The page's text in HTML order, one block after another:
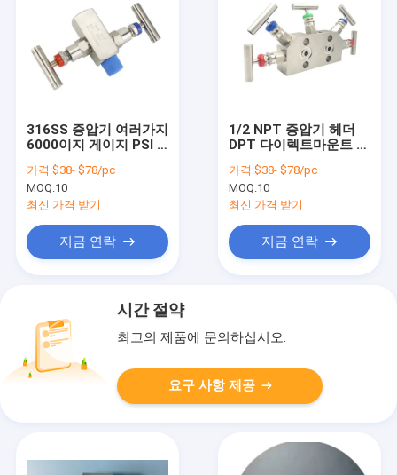
316SS 증압기 여러가지
6000이지 게이지 PSI 2
가격:$38- $78/pc
MOQ:10
최신 가격 받기
지금 연락
1/2 NPT 증압기 헤더
DPT 다이렉트마운트 5
가격:$38- $78/pc
MOQ:10
최신 가격 받기
지금 연락
시간 절약
최고의 제품에 문의하십시오.
요구 사항 제공